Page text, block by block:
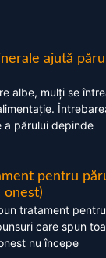
ajută
albe, mulți se
a părului depinde
pentru
onest)
tratament
care spun
nu începe